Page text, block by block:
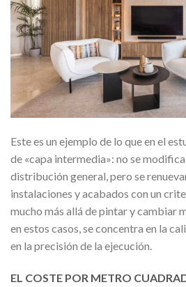
Este es un ejemplo de lo que en el
de «capa intermedia»: no se
distribución general, pero se
instalaciones y acabados con un
mucho más allá de pintar y cambiar
en estos casos, se concentra en la
en la precisión de la ejecución.
EL COSTE POR METRO